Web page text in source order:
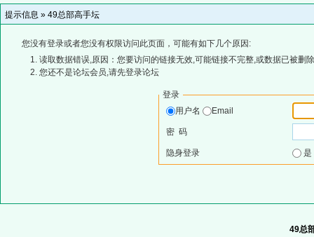
提示信息 » 49总部高手坛
您没有登录或者您没有权限访问此页面，可能有如下几个原因:
读取数据错误,原因：您要访问的链接无效,可能链接不完整,或数据已被删
您还不是论坛会员,请先登录论坛
登录
用户名
Email
密 码
隐身登录
49总